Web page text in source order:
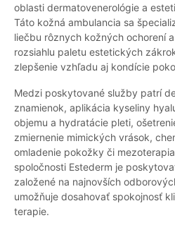
oblasti dermatovenerológie a
Táto kožná ambulancia sa
liečbu rôznych kožných ochorení
rozsiahlu paletu estetických
zlepšenie vzhľadu aj kondície
Medzi poskytované služby patrí
znamienok, aplikácia kyseliny
objemu a hydratácie pleti,
zmiernenie mimických vrások,
omladenie pokožky či
spoločnosti Estederm je
založené na najnovších
umožňuje dosahovať spokojnosť
terapie.